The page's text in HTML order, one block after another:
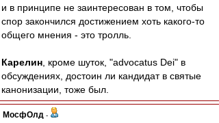
и в принципе не заинтересован в том, чтобы
спор закончился достижением хоть какого-то
общего мнения - это тролль.
Карелин , кроме шуток, "advocatus Dei" в
обсуждениях, достоин ли кандидат в святые
канонизации, тоже был.
МосфОлд -